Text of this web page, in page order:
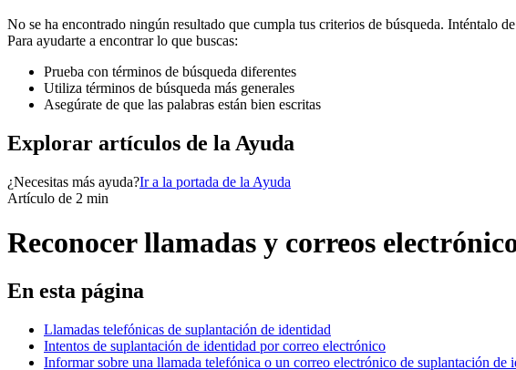
No se ha encontrado ningún resultado que cumpla tus criterios de búsqueda. Inténtalo
Para ayudarte a encontrar lo que buscas:
Prueba con términos de búsqueda diferentes
Utiliza términos de búsqueda más generales
Asegúrate de que las palabras están bien escritas
Explorar artículos de la Ayuda
¿Necesitas más ayuda?Ir a la portada de la Ayuda
Artículo de 2 min
Reconocer llamadas y correos
En esta página
Llamadas telefónicas de suplantación de identidad
Intentos de suplantación de identidad por correo electrónico
Informar sobre una llamada telefónica o un correo electrónico de suplantación de